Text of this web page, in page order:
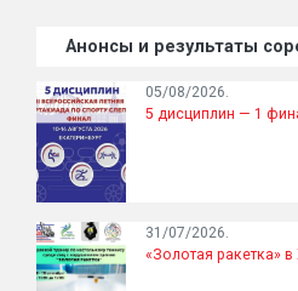
Анонсы и результаты
05/08/2026.
5 дисциплин — 1
31/07/2026.
«Золотая ракетка»